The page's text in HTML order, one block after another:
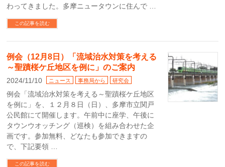
わってきました。多摩ニュータウンに住んで …
この記事を読む
例会（12月8日）「流域治水対策を考える
～聖蹟桜ケ丘地区を例に」のご案内
2024/11/10 ニュース 事務局から 研究会
例会「流域治水対策を考える～聖蹟桜ケ丘地区
を例に」を、１２月８日（日）、多摩市立関戸
公民館にて開催します。午前中に座学、午後に
タウンウオッチング（巡検）を組み合わせた企
画です。参加無料、どなたも参加できますの
で、下記要領 …
この記事を読む